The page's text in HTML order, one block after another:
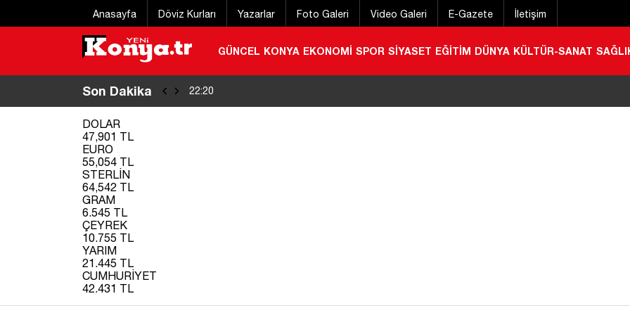
Anasayfa Döviz Kurları Yazarlar Foto Galeri Video Galeri E-Gazete İletişim
GÜNCEL KONYA EKONOMİ SPOR SİYASET EĞİTİM DÜNYA KÜLTÜR-SANAT
Son Dakika 22:20
DOLAR
47,901 TL
EURO
55,054 TL
STERLİN
64,542 TL
GRAM
6.545 TL
ÇEYREK
10.755 TL
YARIM
21.445 TL
CUMHURİYET
42.431 TL